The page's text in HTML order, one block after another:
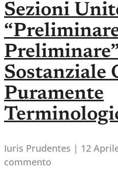
Sezioni
Sostanziale
Puramente
Iuris Prudentes 12
commento